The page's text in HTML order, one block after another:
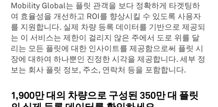
Mobility Global는 플릿 관객을 보다 정확하게 타겟팅하
여 효율성을 개선하고 ROI를 향상시킬 수 있도록 사용자
를 지원합니다. 실제 차량 등록 데이터를 기반으로 제공되
는 이 서비스는 제한이 걸리지 않은 주에서 도로 위를 달
리는 모든 플릿에 대한 인사이트를 제공함으로써 플릿 시
장에 대하여 하나뿐인 진정한 시각을 제공합니다. 세부 정
보는 회사 플릿 정보, 주소, 연락처 등을 포함합니다.
1,900만 대의 차량으로 구성된 350만 대 플릿